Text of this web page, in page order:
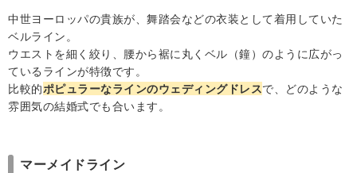
中世ヨーロッパの貴族が、舞踏会などの衣装として着用していた
ベルライン。
ウエストを細く絞り、腰から裾に丸くベル（鐘）のように広がっ
ているラインが特徴です。
比較的ポピュラーなラインのウェディングドレスで、どのような
雰囲気の結婚式でも合います。
マーメイドライン